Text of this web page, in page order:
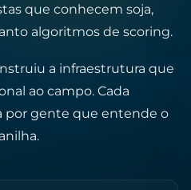
que conhecem soja,
algoritmos de scoring.
a infraestrutura que
ao campo. Cada
por gente que entende o